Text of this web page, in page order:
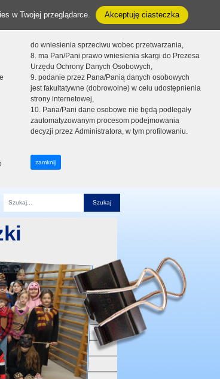
w Twojej przeglądarce. Akceptuję ciasteczka
do wniesienia sprzeciwu wobec przetwarzania,
8. ma Pan/Pani prawo wniesienia skargi do Prezesa
Urzędu Ochrony Danych Osobowych,
9. podanie przez Pana/Panią danych osobowych
jest fakultatywne (dobrowolne) w celu udostępnienia
strony internetowej,
10. Pana/Pani dane osobowe nie będą podlegały
zautomatyzowanym procesom podejmowania
decyzji przez Administratora, w tym profilowaniu.
zamknij
Fraza